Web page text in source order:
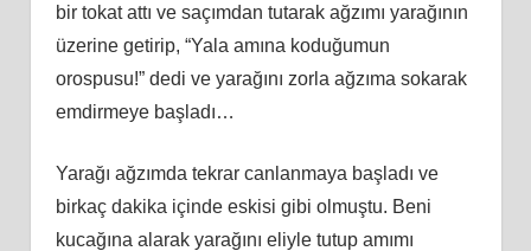
bir tokat attı ve saçımdan tutarak ağzımı yarağının
üzerine getirip, “Yala amına koduğumun
orospusu!” dedi ve yarağını zorla ağzıma sokarak
emdirmeye başladı…
Yarağı ağzımda tekrar canlanmaya başladı ve
birkaç dakika içinde eskisi gibi olmuştu. Beni
kucağına alarak yarağını eliyle tutup amımı